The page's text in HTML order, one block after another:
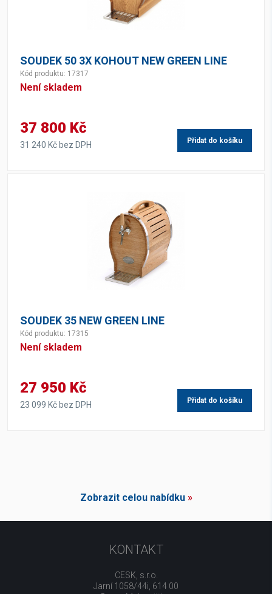
SOUDEK 50 3X KOHOUT NEW GREEN LINE
Kód produktu: 17317
Není skladem
37 800 Kč
31 240 Kč bez DPH Přidat do košíku
SOUDEK 35 NEW GREEN LINE
Kód produktu: 17315
Není skladem
27 950 Kč
23 099 Kč bez DPH Přidat do košíku
Zobrazit celou nabídku»
KONTAKT
CESK, s.r.o.
Jarní 1058/44i, 614 00